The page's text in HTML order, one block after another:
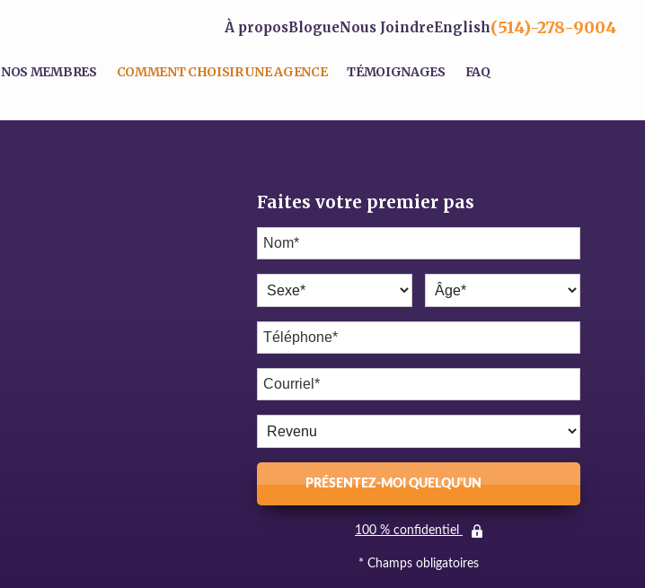
À proposBlogueNous JoindreEnglish(514)-278-9004
NOS MEMBRES COMMENT CHOISIR UNE AGENCE TÉMOIGNAGES FAQ
Faites votre premier pas
PRÉSENTEZ-MOI QUELQU'UN
100 % confidentiel
* Champs obligatoires